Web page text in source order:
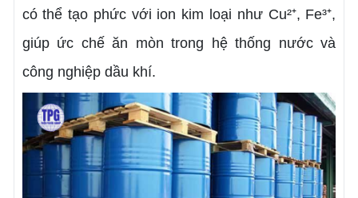
có thể tạo phức với ion kim loại như Cu²⁺, Fe³⁺,
giúp ức chế ăn mòn trong hệ thống nước và
công nghiệp dầu khí.